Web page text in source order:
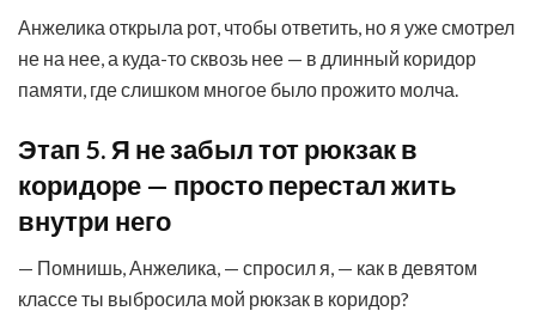
Анжелика открыла рот, чтобы ответить, но я уже смотрел
не на нее, а куда-то сквозь нее — в длинный коридор
памяти, где слишком многое было прожито молча.
Этап 5. Я не забыл тот рюкзак в
коридоре — просто перестал жить
внутри него
— Помнишь, Анжелика, — спросил я, — как в девятом
классе ты выбросила мой рюкзак в коридор?